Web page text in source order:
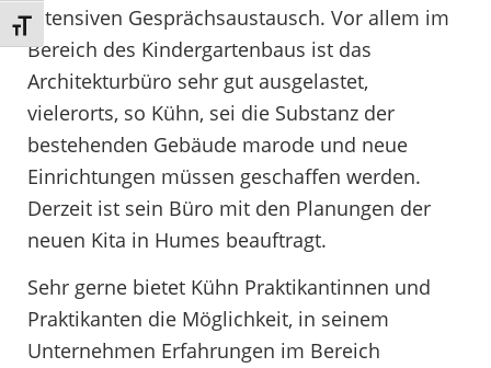
Schrift vergrößern
intensiven Gesprächsaustausch. Vor allem im
Bereich des Kindergartenbaus ist das
Architekturbüro sehr gut ausgelastet,
vielerorts, so Kühn, sei die Substanz der
bestehenden Gebäude marode und neue
Einrichtungen müssen geschaffen werden.
Derzeit ist sein Büro mit den Planungen der
neuen Kita in Humes beauftragt.
Sehr gerne bietet Kühn Praktikantinnen und
Praktikanten die Möglichkeit, in seinem
Unternehmen Erfahrungen im Bereich